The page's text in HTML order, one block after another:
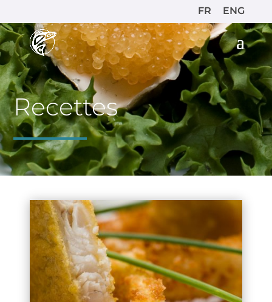
FR ENG
Recettes